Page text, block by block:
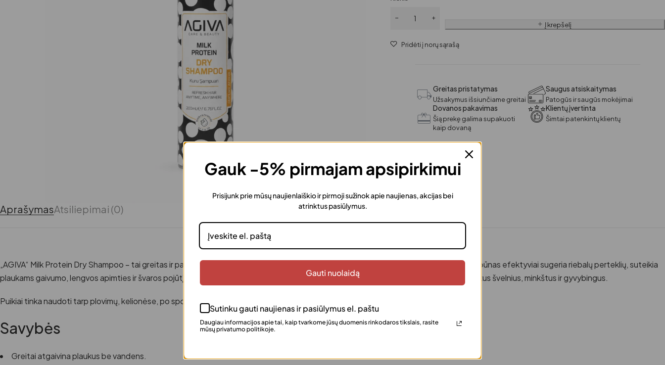
Į krepšelį
Greitas pristatymas
Užsakymus išsiunčiame greitai
Dovanos pakavimas
Šią prekę galima supakuoti
kaip dovaną
Saugus atsiskaitymas
Patogūs ir saugūs mokėjimai
Klientų įvertinta
Šimtai patenkintų klientų
AprašymasAtsiliepimai (0)
„AGIVA“ Milk Protein Dry Shampoo – tai greitas ir patogus sprendimas, kai norisi akimirksniu atgaivinti plaukus be vandens. Sausas šampūnas efektyviai sugeria riebalų perteklių, suteikia
plaukams gaivumo, lengvos apimties ir švaros pojūtį vos per kelias sekundes. Pieno baltymais praturtinta formulė padeda išlaikyti plaukus švelnius, minkštus ir gyvybingus.
Puikiai tinka naudoti tarp plovimų, kelionėse, po sporto ar skubant, kai nėra galimybės išsiplauti plaukų.
Savybės
Greitai atgaivina plaukus be vandens.
Gauk -5% pirmajam apsipirkimui
Prisijunk prie mūsų naujienlaiškio ir pirmoji sužinok apie naujienas, akcijas bei
atrinktus pasiūlymus.
Gauti nuolaidą
Sutinku gauti naujienas ir pasiūlymus el. paštu
Daugiau informacijos apie tai, kaip tvarkome jūsų duomenis rinkodaros tikslais, rasite
mūsų privatumo politikoje.